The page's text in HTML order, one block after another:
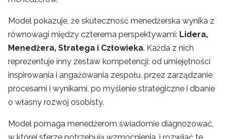
Model pokazuje, że skuteczność menedżerska wynika z
równowagi między czterema perspektywami: Lidera,
Menedżera, Stratega i Człowieka. Każda z nich
reprezentuje inny zestaw kompetencji: od umiejętności
inspirowania i angażowania zespołu, przez zarządzanie
procesami i wynikami, po myślenie strategiczne i dbanie
o własny rozwój osobisty.
Model pomaga menedżerom świadomie diagnozować,